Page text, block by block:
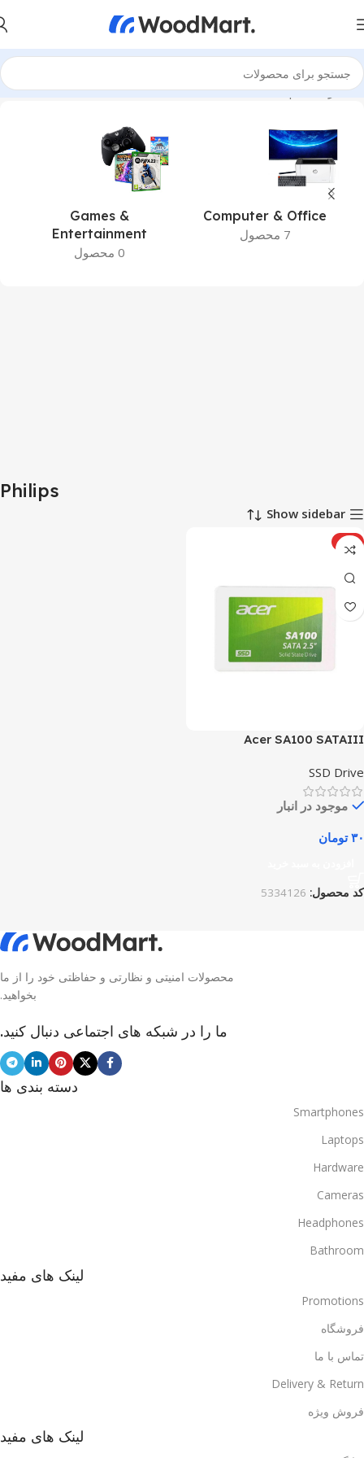
خانه برندها Philips
Computer & Office
7 محصول
Games &
Entertainment
0 محصول
Philips
Show sidebar
ویژه
Acer SA100 SATAIII
SSD Drive
موجود در انبار
۳۰ تومان
کد محصول: 5334126
محصولات امنیتی و نظارتی و حفاظتی خود را از ما
بخواهید.
ما را در شبکه های اجتماعی دنبال کنید.
دسته بندی ها
Smartphones
Laptops
Hardware
Cameras
Headphones
Bathroom
لینک های مفید
Promotions
فروشگاه
تماس با ما
Delivery & Return
فروش ویژه
لینک های مفید